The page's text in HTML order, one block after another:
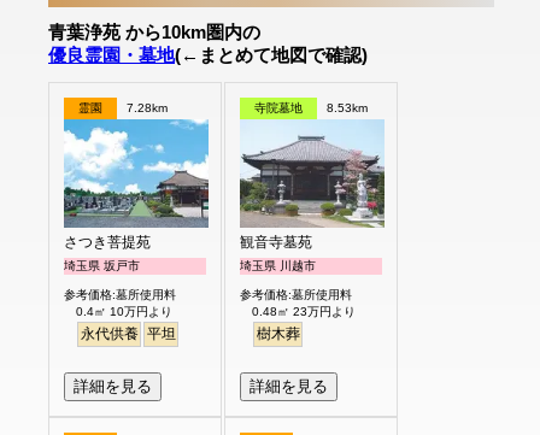
青葉浄苑 から10km圏内の
優良霊園・墓地(←まとめて地図で確認)
霊園 7.28km
さつき菩提苑
埼玉県 坂戸市
参考価格:墓所使用料
0.4㎡ 10万円より
永代供養 平坦
詳細を見る
寺院墓地 8.53km
観音寺墓苑
埼玉県 川越市
参考価格:墓所使用料
0.48㎡ 23万円より
樹木葬
詳細を見る